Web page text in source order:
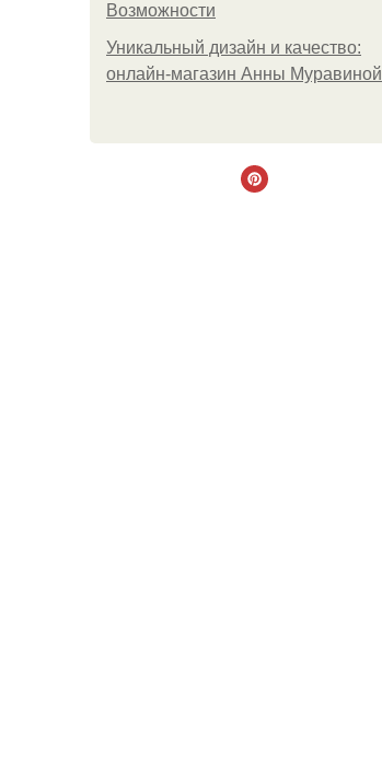
Возможности
Уникальный дизайн и качество:
онлайн-магазин Анны Муравиной